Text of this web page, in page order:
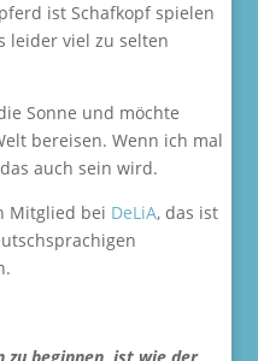
ist Schafkopf spielen
leider viel zu selten
Sonne und möchte
bereisen. Wenn ich mal
auch sein wird.
Mitglied bei DeLiA, das ist